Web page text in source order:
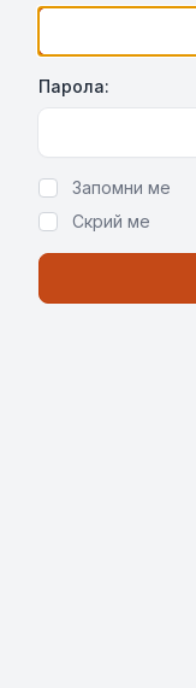
Парола:
Запомни ме
Скрий ме